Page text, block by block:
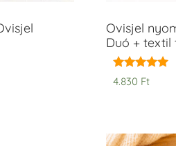
Ovisjel
Duó +
Értékelés:
5.00
4.830 Ft